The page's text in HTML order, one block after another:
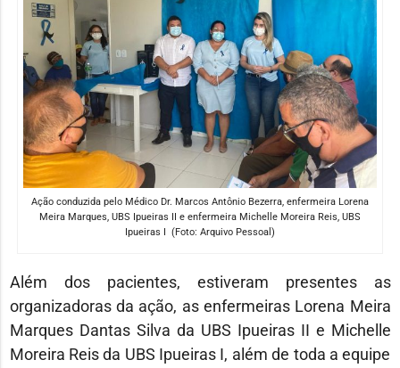
Ação conduzida pelo Médico Dr. Marcos Antônio Bezerra, enfermeira Lorena
Meira Marques, UBS Ipueiras II e enfermeira Michelle Moreira Reis, UBS
Ipueiras I (Foto: Arquivo Pessoal)
Além dos pacientes, estiveram presentes as
organizadoras da ação, as enfermeiras Lorena Meira
Marques Dantas Silva da UBS Ipueiras II e Michelle
Moreira Reis da UBS Ipueiras I, além de toda a equipe